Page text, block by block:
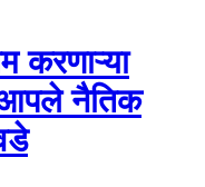
करणाऱ्या
नैतिक